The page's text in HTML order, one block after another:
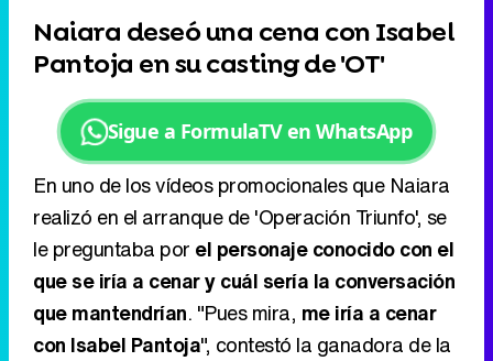
Naiara deseó una cena con Isabel
Pantoja en su casting de 'OT'
Sigue a FormulaTV en WhatsApp
En uno de los vídeos promocionales que Naiara
realizó en el arranque de 'Operación Triunfo', se
le preguntaba por el personaje conocido con el
que se iría a cenar y cuál sería la conversación
que mantendrían. "Pues mira, me iría a cenar
con Isabel Pantoja", contestó la ganadora de la